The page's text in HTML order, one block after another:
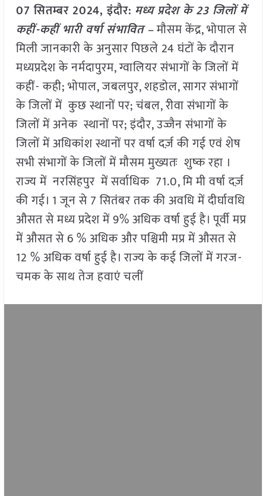
07 सितम्बर 2024, इंदौर: मध्य प्रदेश के 23 जिलों में
कहीं-कहीं भारी वर्षा संभावित –मौसम केंद्र, भोपाल से
मिली जानकारी के अनुसार पिछले 24 घंटों के दौरान
मध्यप्रदेश के नर्मदापुरम, ग्वालियर संभागों के जिलों में
कहीं- कही; भोपाल, जबलपुर, शहडोल, सागर संभागों
के जिलों में कुछ स्थानों पर; चंबल, रीवा संभागों के
जिलों में अनेक स्थानों पर; इंदौर, उज्जैन संभागों के
जिलों में अधिकांश स्थानों पर वर्षा दर्ज़ की गई एवं शेष
सभी संभागों के जिलों में मौसम मुख्यतः शुष्क रहा ।
राज्य में नरसिंहपुर में सर्वाधिक 71.0, मि मी वर्षा दर्ज़
की गई। 1 जून से 7 सितंबर तक की अवधि में दीर्घावधि
औसत से मध्य प्रदेश में 9% अधिक वर्षा हुई है। पूर्वी मप्र
में औसत से 6 % अधिक और पश्चिमी मप्र में औसत से
12 % अधिक वर्षा हुई है। राज्य के कई जिलों में गरज-
चमक के साथ तेज हवाएं चलीं